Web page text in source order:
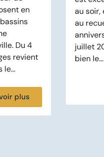
en
Du 4
revient
le...
plus
au soir,
au
juillet
bien le...